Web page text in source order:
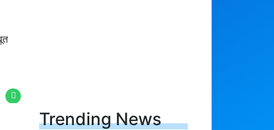
Trending News